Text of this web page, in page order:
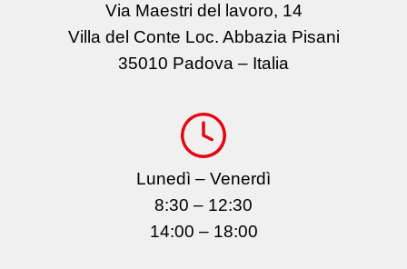
Via Maestri del lavoro, 14
Villa del Conte Loc. Abbazia Pisani
35010 Padova – Italia
Lunedì – Venerdì
8:30 – 12:30
14:00 – 18:00